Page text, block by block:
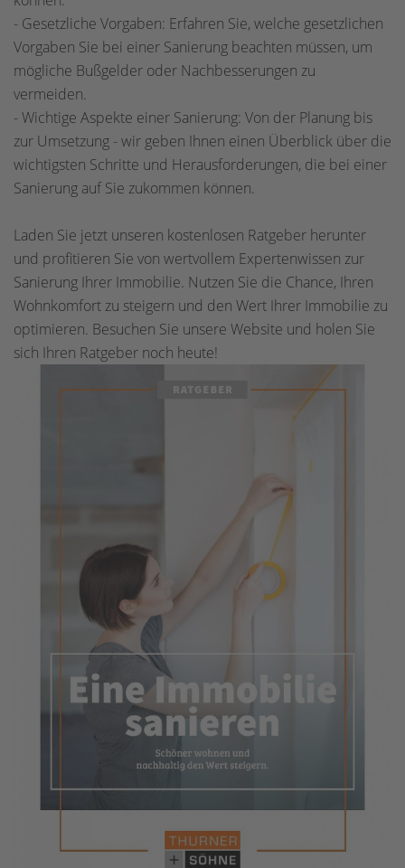
- Gesetzliche Vorgaben: Erfahren Sie, welche gesetzlichen
Vorgaben Sie bei einer Sanierung beachten müssen, um
mögliche Bußgelder oder Nachbesserungen zu
vermeiden.
- Wichtige Aspekte einer Sanierung: Von der Planung bis
zur Umsetzung - wir geben Ihnen einen Überblick über die
wichtigsten Schritte und Herausforderungen, die bei einer
Sanierung auf Sie zukommen können.
Laden Sie jetzt unseren kostenlosen Ratgeber herunter
und profitieren Sie von wertvollem Expertenwissen zur
Sanierung Ihrer Immobilie. Nutzen Sie die Chance, Ihren
Wohnkomfort zu steigern und den Wert Ihrer Immobilie zu
optimieren. Besuchen Sie unsere Website und holen Sie
sich Ihren Ratgeber noch heute!